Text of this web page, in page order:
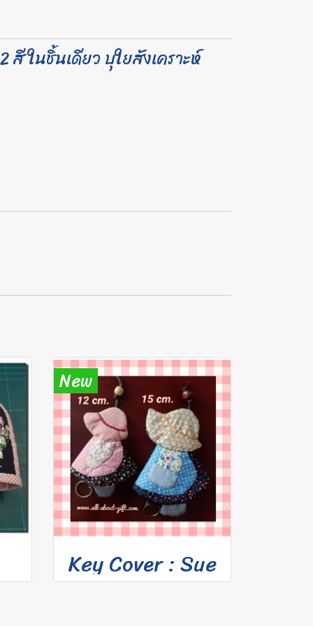
ในชิ้นเดียว บุใยสังเคราะห์
New
Key Cover : Sue